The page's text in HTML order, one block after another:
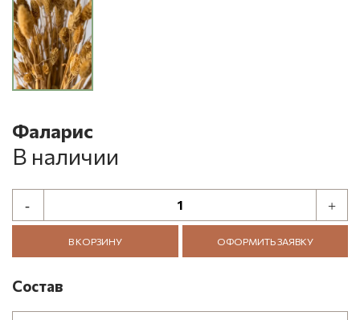
Фаларис
В наличии
В КОРЗИНУ ОФОРМИТЬ ЗАЯВКУ
Состав